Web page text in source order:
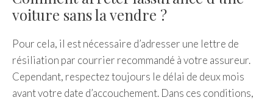
voiture sans la vendre ?
Pour cela, il est nécessaire d’adresser une lettre de
résiliation par courrier recommandé à votre assureur.
Cependant, respectez toujours le délai de deux mois
avant votre date d’accouchement. Dans ces conditions,